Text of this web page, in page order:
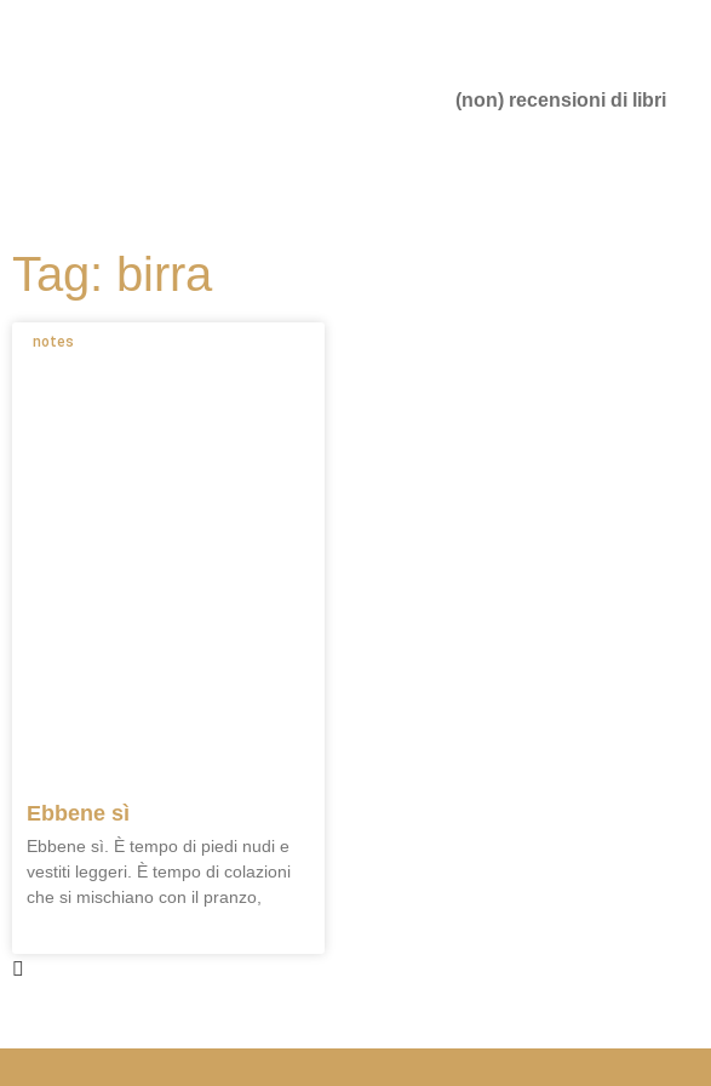
(non) recensioni di libri
Tag: birra
notes
Ebbene sì
Ebbene sì. È tempo di piedi nudi e
vestiti leggeri. È tempo di colazioni
che si mischiano con il pranzo,